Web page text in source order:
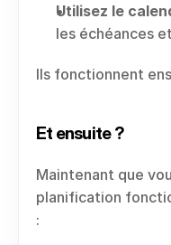
Utilisez le
les échéances
Ils fonctionnent
Et ensuite ?
Maintenant que
planification
: